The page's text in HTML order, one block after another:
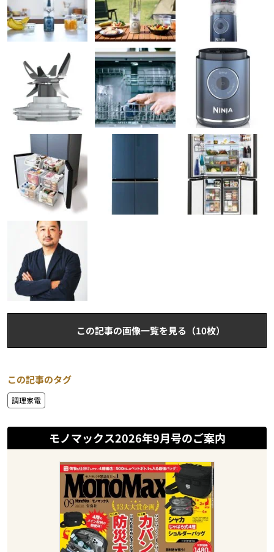
この記事の画像一覧を見る（10枚）
この記事のタグ
調理家電
モノマックス2026年9月号のご案内